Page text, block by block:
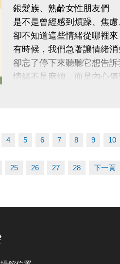
連絡資訊
-洽詢專線：03-2639066
-官網 : https://
-FB : 桃園市蘆竹國民運動中
-IG : @luzhusports
銀髮族、熟齡女性朋友們
是不是曾經感到煩躁、焦慮
卻不知道這些情緒從哪裡來
有時候，我們急著讓情緒消
卻忘了停下來聽聽它想告訴
情緒不是麻煩，而是內心傳
【本次講座主題】
#帶你一起：
4 5 6 7 8 9 10
25 26 27 28 下一頁